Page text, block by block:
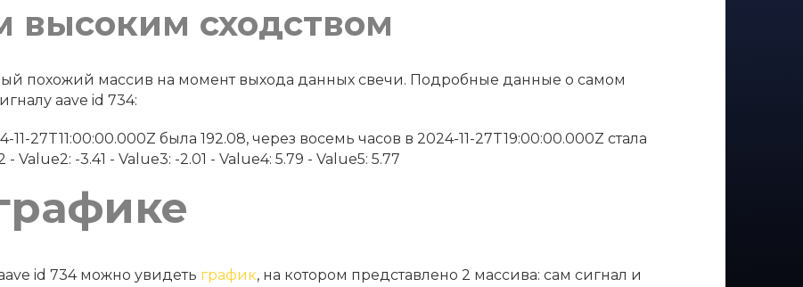
высоким сходством
похожий массив на момент выхода данных свечи. Подробные данные о самом
aave id 734:
27T11:00:00.000Z была 192.08, через восемь часов в 2024-11-27T19:00:00.000Z стала
Value2: -3.41 - Value3: -2.01 - Value4: 5.79 - Value5: 5.77
id 734 можно увидеть график, на котором представлено 2 массива: сам сигнал и